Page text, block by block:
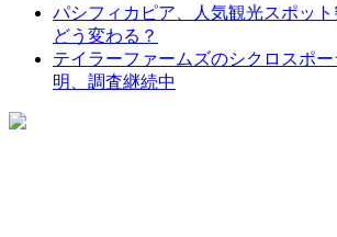
パシフィカピア、人気観光スポッ
どう変わる？
テイラーファームズのシクロスポ
明、調査継続中